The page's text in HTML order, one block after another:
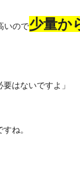
いので少量か
はないですよ」
ね。